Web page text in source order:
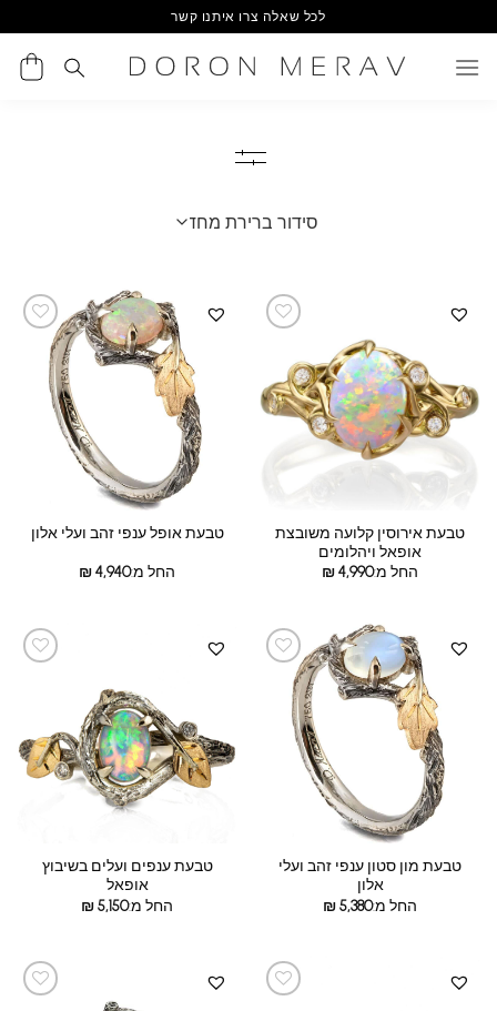
to
content
לכל שאלה צרו איתנו קשר
טבעת אירוסין קלועה משובצת
אופאל ויהלומים
החל מ:
₪4,990
טבעת אופל ענפי זהב ועלי אלון
החל מ: ₪4,940
טבעת מון סטון ענפי זהב ועלי
אלון
החל מ:
₪5,380
טבעת ענפים ועלים בשיבוץ
אופאל
החל מ:
₪5,150